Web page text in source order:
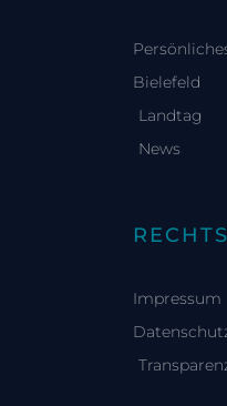
Bielefeld
Landtag
News
Impressum